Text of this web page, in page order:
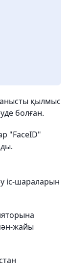
қылмыс
болған.
"FaceID"
іс-шараларын
жайы